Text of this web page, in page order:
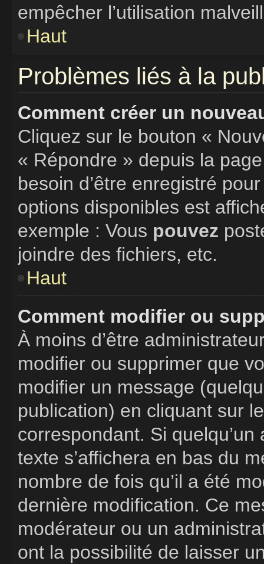
empêcher l’utilisation
Haut
Problèmes liés à la
Comment créer un
Cliquez sur le bouton «
« Répondre » depuis la
besoin d’être enregistré
options disponibles est
exemple : Vous pouvez
joindre des fichiers, etc.
Haut
Comment modifier ou
À moins d’être
modifier ou supprimer que
modifier un message
publication) en cliquant sur
correspondant. Si
texte s’affichera en bas du
nombre de fois qu’il a été
dernière modification. Ce
modérateur ou un
ont la possibilité de laisser